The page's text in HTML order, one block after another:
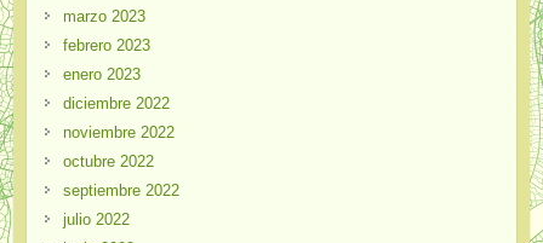
marzo 2023
febrero 2023
enero 2023
diciembre 2022
noviembre 2022
octubre 2022
septiembre 2022
julio 2022